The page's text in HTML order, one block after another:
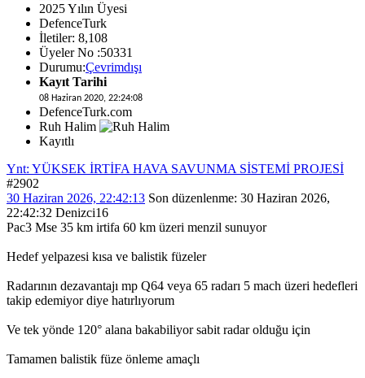
2025 Yılın Üyesi
DefenceTurk
İletiler: 8,108
Üyeler No :50331
Durumu:Çevrimdışı
Kayıt Tarihi
08 Haziran 2020, 22:24:08
DefenceTurk.com
Ruh Halim
Kayıtlı
Ynt: YÜKSEK İRTİFA HAVA SAVUNMA SİSTEMİ PROJESİ
#2902
30 Haziran 2026, 22:42:13 Son düzenlenme: 30 Haziran 2026,
22:42:32 Denizci16
Pac3 Mse 35 km irtifa 60 km üzeri menzil sunuyor
Hedef yelpazesi kısa ve balistik füzeler
Radarının dezavantajı mp Q64 veya 65 radarı 5 mach üzeri hedefleri
takip edemiyor diye hatırlıyorum
Ve tek yönde 120° alana bakabiliyor sabit radar olduğu için
Tamamen balistik füze önleme amaçlı